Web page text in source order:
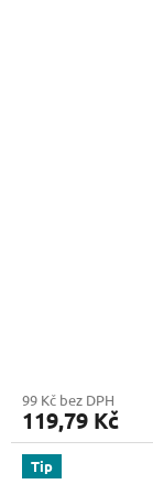
99 Kč bez DPH
119,79 Kč
Tip